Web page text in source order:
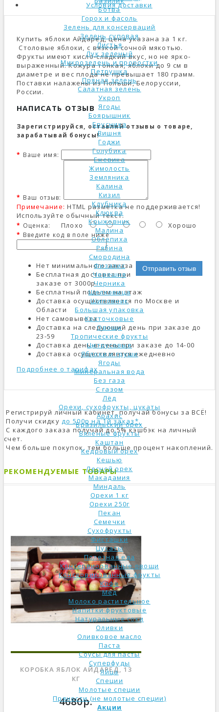
Ботва
Горох и фасоль
Зелень для консерваций
Зелень суповая
Листья
Лук зеленый
Микрозелень и проростки
Петрушка
Пряная зелень
Салатная зелень
Укроп
Ягоды
Боярышник
Брусника
Вишня
Годжи
Голубика
Ежевика
Жимолость
Земляника
Калина
Кизил
Клубника
Клюква
Крыжовник
Малина
Облепиха
Рябина
Смородина
Физалис
Черешня
Черника
Шелковица
Шиповник
Большая упаковка
Косточковые
Овощи
Тропические фрукты
Цитрусовые
Яблоки и груши
Ягоды
Минеральная вода
Без газа
С газом
Лёд
Орехи, сухофрукты, цукаты
Арахис
Бразильский орех
Вяленые фрукты
Каштан
Кедровый орех
Кешью
Лесной орех
Макадамия
Миндаль
Орехи 1 кг
Орехи 250г
Пекан
Семечки
Сухофрукты
Фисташки
Цукаты
Полезная еда
Консервированные овощи
Консервированные фрукты
Кофе
Мед
Молоко растительное
Напитки фруктовые
Натуральные соки
Оливки
Оливковое масло
Паста
Соусы для пасты
Суперфуды
Яйца
Специи
Молотые специи
Пряности (не молотые специи)
Акции
Условия доставки
Купить яблоки Айдаред, цена указана за 1 кг.
Столовые яблоки, с вязкой сочной мякотью.
Фрукты имеют кисло-сладкий вкус, но не ярко-
выраженный. Кожура тонкая, яблоки до 9 см в
диаметре и вес плода не превышает 180 грамм.
Поставки налажены из Польши, Белоруссии,
России.
НАПИСАТЬ ОТЗЫВ
Зарегистрируйся, оставляй отзывы о товаре,
зарабатывай бонусы!
Ваше имя:
Ваш отзыв:
Примечание: HTML разметка не поддерживается!
Используйте обычный текст.
Оценка: Плохо Хорошо
Введите код в поле ниже
Отправить отзыв
Нет минимального заказа
Бесплатная доставка при
заказе от 3000р.
Бесплатный подъем на этаж
Доставка осуществляется по Москве и
Области
Нет самовывоза
Доставка на следующий день при заказе до
23-59
Доставка день-в-день при заказе до 14-00
Доставка осуществляется ежедневно
Подробнее о тарифах
Регистрируй личный кабинет, получай бонусы за ВСЁ!
Получи скидкудо 500р на 1й заказ*.
С каждого заказа получай до 5% кэшбэк на личный
счет.
Чем больше покупок, тем больше процент накоплений.
РЕКОМЕНДУЕМЫЕ ТОВАРЫ
КОРОБКА ЯБЛОК АЙДАРЕД, 13
КГ
4680р.